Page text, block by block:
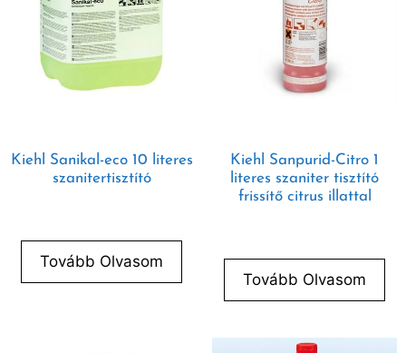
Kiehl Sanikal-eco 10 literes
szanitertisztító
Tovább Olvasom
Kiehl Sanpurid-Citro 1
literes szaniter tisztító
frissítő citrus illattal
Tovább Olvasom